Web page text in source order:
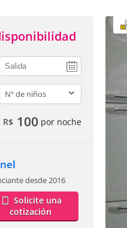
children
R$ 100 por noche
desde 2016
Solicite una
cotización